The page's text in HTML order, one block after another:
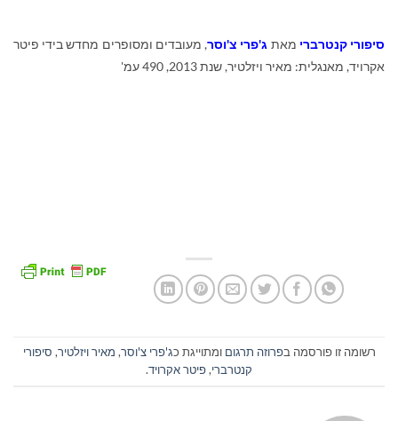
סיפורי קנטרברי מאת ג'פרי צ'וסר, מעובדים ומסופרים מחדש בידי פיטר
אקרויד, מאנגלית: מאיר ויזלטיר, שנת 2013, 490 עמ'
רשומה זו פורסמה בפרוזה תרגום ומתוייגת כג'פרי צ'וסר, מאיר ויזלטיר, סיפורי
קנטרברי,פיטר אקרויד.